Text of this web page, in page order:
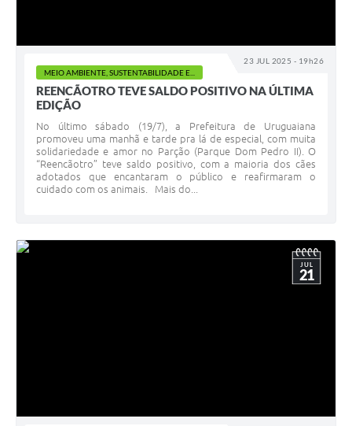
23 JUL 2025 - 19h26
MEIO AMBIENTE, SUSTENTABILIDADE E...
REENCÃOTRO TEVE SALDO POSITIVO NA ÚLTIMA
EDIÇÃO
No último sábado (19/7), a Prefeitura de Uruguaiana
promoveu uma manhã e tarde pra lá de especial, com muita
solidariedade e amor no Parção (Parque Dom Pedro II). O
“Reencãotro” teve saldo positivo, com a maioria dos cães
adotados que encantaram o público e reafirmaram o
cuidado com os animais. Mais do...
JUL
21